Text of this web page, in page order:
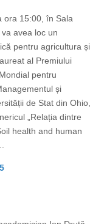
ora 15:00, în Sala
avea loc un
pentru agricultura și
al Premiului
pentru
și
de Stat din Ohio,
„Relația dintre
health and human